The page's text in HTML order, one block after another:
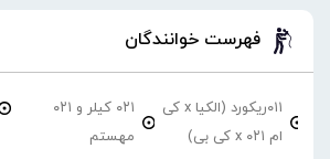
فهرست خوانندگان
۰۱۱ریکورد (الکیا x کی
ام ۰۲۱ x کی بی)
۰۲۱ کیلر و ۰۲۱
مهستم